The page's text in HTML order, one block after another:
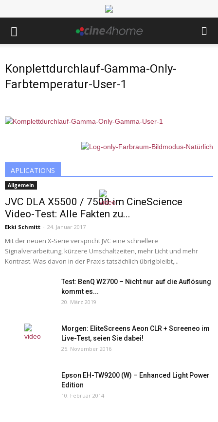
Konplettdurchlauf-Gamma-Only-
Farbtemperatur-User-1
APLICATIONS
Allgemein
JVC DLA X5500 / 7500 im CineScience
Video-Test: Alle Fakten zu...
Ekki Schmitt - 24. Januar 2017
Mit der neuen X-Serie verspricht JVC eine schnellere
Signalverarbeitung, kürzere Umschaltzeiten, mehr Licht und mehr
Kontrast. Was davon in der Praxis tatsächlich übrig bleibt,...
Test: BenQ W2700 – Nicht nur auf die Auflösung
kommt es...
20. März 2019
Morgen: EliteScreens Aeon CLR + Screeneo im
Live-Test, seien Sie dabei!
25. November 2016
Epson EH-TW9200 (W) – Enhanced Light Power
Edition
10. Februar 2014